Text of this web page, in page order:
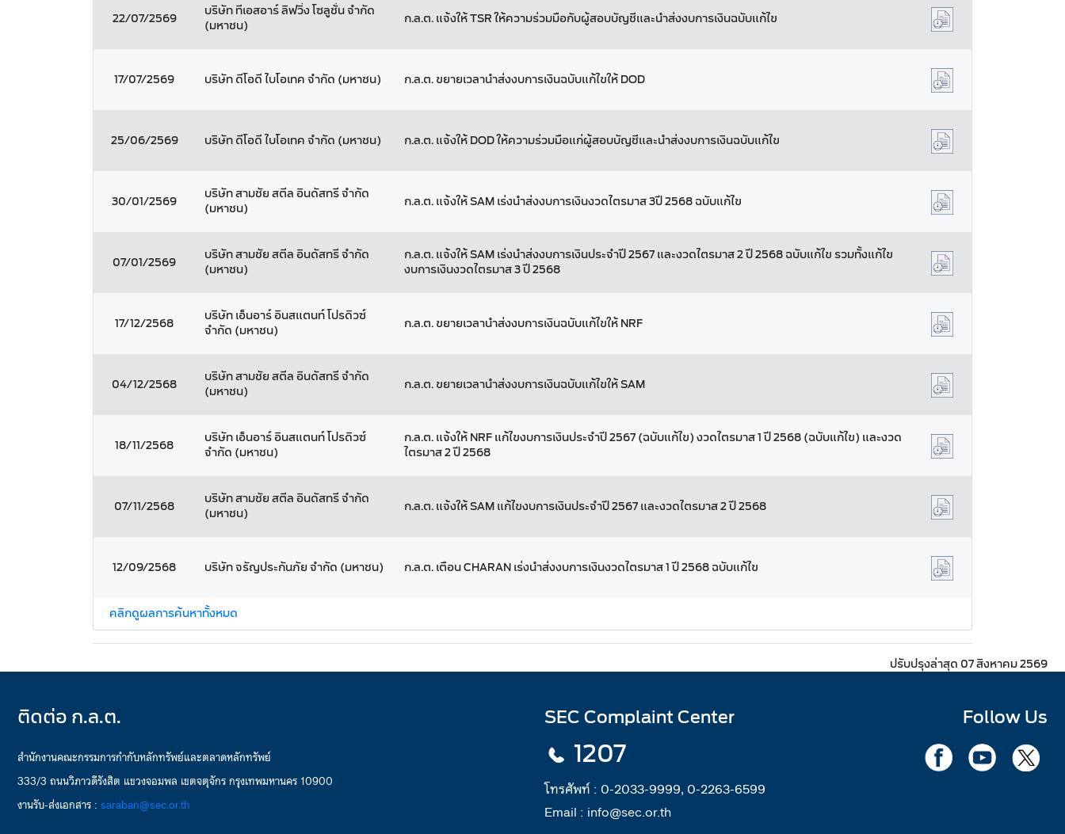
22/07/2569
บริษัท ทีเอสอาร์ ลิฟวิ่ง โซลูชั่น จำกัด
(มหาชน)
ก.ล.ต. แจ้งให้ TSR ให้ความร่วมมือกับผู้สอบบัญชีและนำส่งงบการเงินฉบับแก้ไข
17/07/2569 บริษัท ดีโอดี ไบโอเทค จำกัด (มหาชน) ก.ล.ต. ขยายเวลานำส่งงบการเงินฉบับแก้ไขให้ DOD
25/06/2569 บริษัท ดีโอดี ไบโอเทค จำกัด (มหาชน) ก.ล.ต. แจ้งให้ DOD ให้ความร่วมมือแก่ผู้สอบบัญชีและนำส่งงบการเงินฉบับแก้ไข
30/01/2569
บริษัท สามชัย สตีล อินดัสทรี จำกัด
(มหาชน)
ก.ล.ต. แจ้งให้ SAM เร่งนำส่งงบการเงินงวดไตรมาส 3ปี 2568 ฉบับแก้ไข
07/01/2569
บริษัท สามชัย สตีล อินดัสทรี จำกัด
(มหาชน)
ก.ล.ต. แจ้งให้ SAM เร่งนำส่งงบการเงินประจำปี 2567 และงวดไตรมาส 2 ปี 2568 ฉบับแก้ไข รวมทั้งแก้ไข
งบการเงินงวดไตรมาส 3 ปี 2568
17/12/2568
บริษัท เอ็นอาร์ อินสแตนท์ โปรดิวซ์
จำกัด (มหาชน)
ก.ล.ต. ขยายเวลานำส่งงบการเงินฉบับแก้ไขให้ NRF
04/12/2568
บริษัท สามชัย สตีล อินดัสทรี จำกัด
(มหาชน)
ก.ล.ต. ขยายเวลานำส่งงบการเงินฉบับแก้ไขให้ SAM
18/11/2568
บริษัท เอ็นอาร์ อินสแตนท์ โปรดิวซ์
จำกัด (มหาชน)
ก.ล.ต. แจ้งให้ NRF แก้ไขงบการเงินประจำปี 2567 (ฉบับแก้ไข) งวดไตรมาส 1 ปี 2568 (ฉบับแก้ไข) และงวด
ไตรมาส 2 ปี 2568
07/11/2568
บริษัท สามชัย สตีล อินดัสทรี จำกัด
(มหาชน)
ก.ล.ต. แจ้งให้ SAM แก้ไขงบการเงินประจำปี 2567 และงวดไตรมาส 2 ปี 2568
12/09/2568 บริษัท จรัญประกันภัย จำกัด (มหาชน) ก.ล.ต. เตือน CHARAN เร่งนำส่งงบการเงินงวดไตรมาส 1 ปี 2568 ฉบับแก้ไข
คลิกดูผลการค้นหาทั้งหมด
ปรับปรุงล่าสุด 07 สิงหาคม 2569
ติดต่อ ก.ล.ต.
สำนักงานคณะกรรมการกำกับหลักทรัพย์และตลาดหลักทรัพย์
333/3 ถนนวิภาวดีรังสิต แขวงจอมพล เขตจตุจักร กรุงเทพมหานคร 10900
งานรับ-ส่งเอกสาร : saraban@sec.or.th
SEC Complaint Center
1207
โทรศัพท์ : 0-2033-9999, 0-2263-6599
Email : info@sec.or.th
Follow Us